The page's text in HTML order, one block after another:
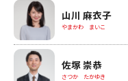
山川 麻衣子
やまかわ まいこ
佐塚 崇恭
さつか たかゆき